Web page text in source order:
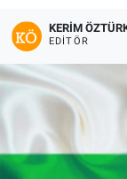
KERIM
EDITÖR